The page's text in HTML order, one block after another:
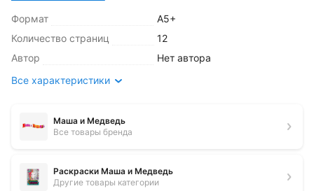
Формат
А5+
Количество страниц
12
Автор
Нет автора
Все характеристики
Маша и Медведь
Все товары бренда
Раскраски Маша и Медведь
Другие товары категории